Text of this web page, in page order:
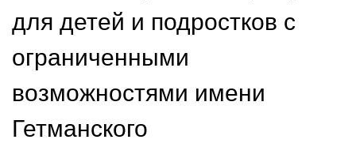
для детей и подростков с
ограниченными
возможностями имени
Гетманского